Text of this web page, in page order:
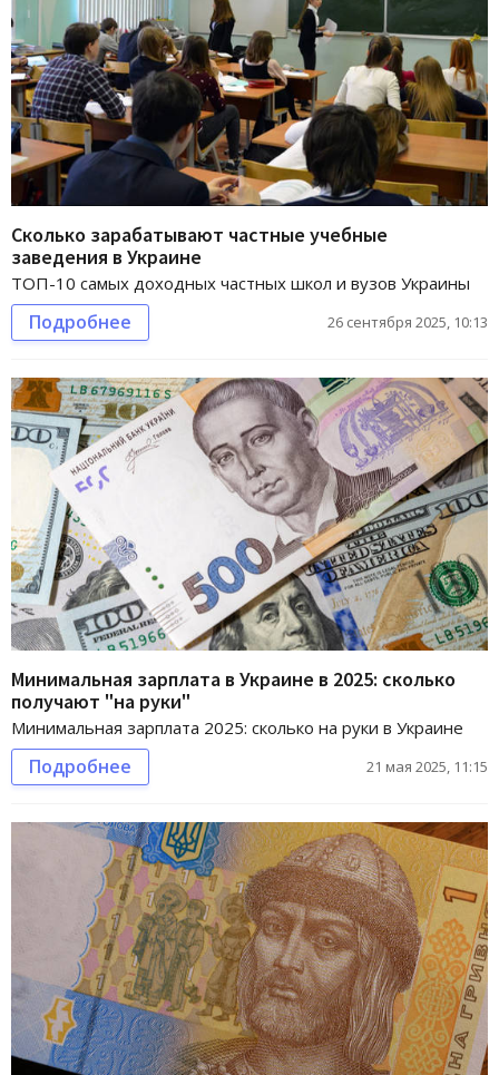
Сколько зарабатывают частные учебные
заведения в Украине
ТОП-10 самых доходных частных школ и вузов Украины
Подробнее 26 сентября 2025, 10:13
Минимальная зарплата в Украине в 2025: сколько
получают "на руки"
Минимальная зарплата 2025: сколько на руки в Украине
Подробнее 21 мая 2025, 11:15